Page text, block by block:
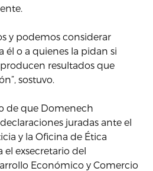
y podemos considerar
o a quienes la pidan si
resultados que
sostuvo.
de que Domenech
juradas ante el
y la Oficina de Ética
exsecretario del
Económico y Comercio